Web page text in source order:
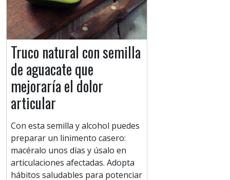
Truco natural con semilla
de aguacate que
mejoraría el dolor
articular
Con esta semilla y alcohol puedes
preparar un linimento casero:
macéralo unos días y úsalo en
articulaciones afectadas. Adopta
hábitos saludables para potenciar